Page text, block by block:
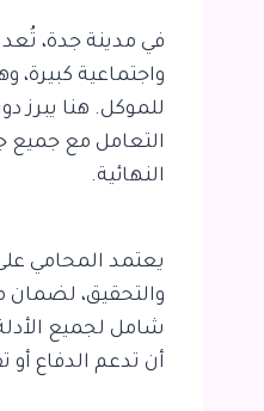
في مدينة جدة،
واجتماعية كبيرة،
للموكل. هنا
التعامل مع جميع
النهائية.
يعتمد المحامي
والتحقيق، لضمان
شامل لجميع الأدلة
أن تدعم الدفاع